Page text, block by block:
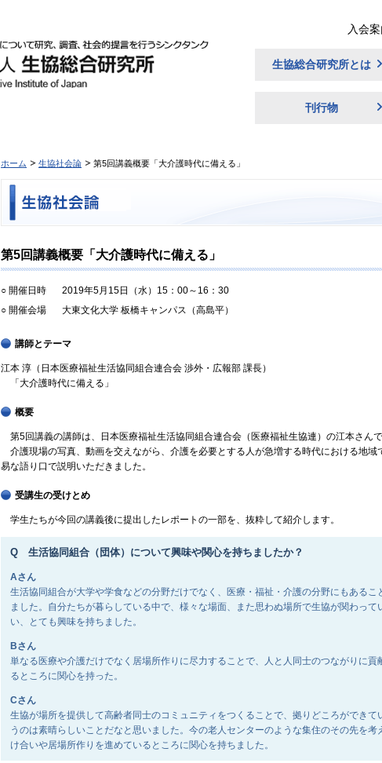
入会
生協総合研究所とは
刊行物
ホーム 生協社会論 第5回講義概要「大介護時代に備える」
第5回講義概要「大介護時代に備える」
○ 開催日時
2019年5月15日（水）15：00～16：30
○ 開催会場
大東文化大学 板橋キャンパス（高島平）
講師とテーマ
江本 淳（日本医療福祉生活協同組合連合会 渉外・広報部 課長）
「大介護時代に備える」
概要
第5回講義の講師は、日本医療福祉生活協同組合連合会（医療福祉生協連）の江本さんで
介護現場の写真、動画を交えながら、介護を必要とする人が急増する時代における地域
易な語り口で説明いただきました。
受講生の受けとめ
学生たちが今回の講義後に提出したレポートの一部を、抜粋して紹介します。
Q 生活協同組合（団体）について興味や関心を持ちましたか？
Aさん
生活協同組合が大学や学食などの分野だけでなく、医療・福祉・介護の分野にもあるこ
ました。自分たちが暮らしている中で、様々な場面、また思わぬ場所で生協が関わって
い、とても興味を持ちました。
Bさん
単なる医療や介護だけでなく居場所作りに尽力することで、人と人同士のつながりに貢
るところに関心を持った。
Cさん
生協が場所を提供して高齢者同士のコミュニティをつくることで、拠りどころができて
うのは素晴らしいことだなと思いました。今の老人センターのような集住のその先を考
け合いや居場所作りを進めているところに関心を持ちました。